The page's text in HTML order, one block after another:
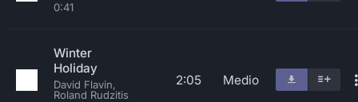
0:41
Winter
Holiday
David Flavin,
Roland Rudzitis
2:05 Medio